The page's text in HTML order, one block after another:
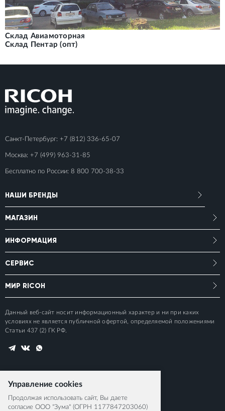
Склад Авиамоторная
Склад Пентар (опт)
Санкт-Петербург: +7 (812) 336-65-07
Москва: +7 (499) 963-31-85
Бесплатно по России: 8 800 700-38-33
НАШИ БРЕНДЫ
МАГАЗИН
ИНФОРМАЦИЯ
СЕРВИС
МИР RICOH
Данный веб-сайт носит информационный характер и ни при каких
условиях не является публичной офертой, определяемой положениями
Статьи 437 (2) ГК РФ.
Управление cookies
Продолжая использовать сайт, Вы даете
согласие ООО "Зума" (ОГРН 1177847203060)